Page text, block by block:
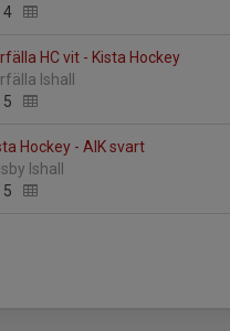
4
HC vit - Kista Hockey
Ishall
5
Hockey - AIK svart
Ishall
5